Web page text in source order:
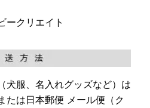
ークリエイト
犬服、名入れグッズなど）は
たは日本郵便 メール便（ク